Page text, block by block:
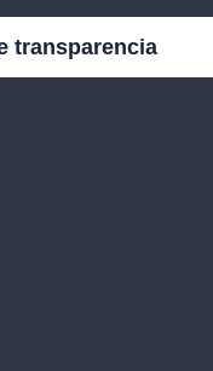
transparencia